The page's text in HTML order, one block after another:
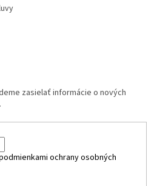
zasielať informácie o nových
ochrany osobných